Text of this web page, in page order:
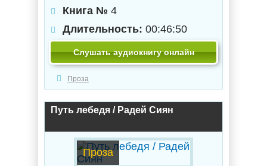
Книга № 4
Длительность: 00:46:50
Слушать аудиокнигу онлайн
Проза
Путь лебедя / Радей Сиян
Проза